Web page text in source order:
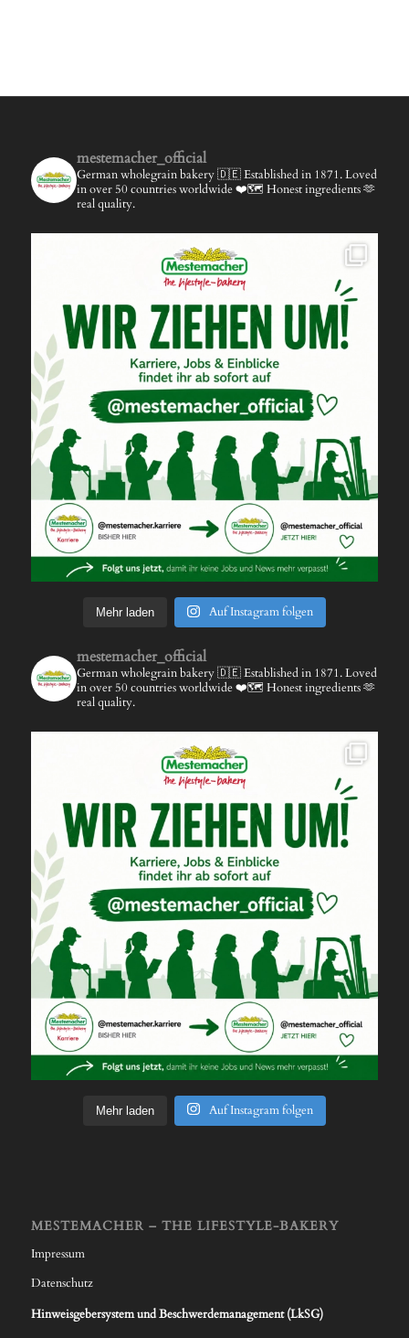
mestemacher_official
German wholegrain bakery 🇩🇪Established in 1871.Loved
in over 50 countries worldwide ❤️🗺️ Honest ingredients 🫶
real quality.
Mehr laden Auf Instagram folgen
mestemacher_official
German wholegrain bakery 🇩🇪Established in 1871.Loved
in over 50 countries worldwide ❤️🗺️ Honest ingredients 🫶
real quality.
Mehr laden Auf Instagram folgen
MESTEMACHER – THE LIFESTYLE-BAKERY
Impressum
Datenschutz
Hinweisgebersystem und Beschwerdemanagement (LkSG)